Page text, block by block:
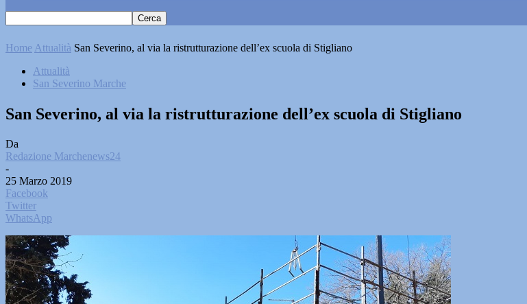
Home Attualità San Severino, al via la ristrutturazione dell’ex scuola di Stigliano
Attualità
San Severino Marche
San Severino, al via la ristrutturazione dell’ex scuola di Stigliano
Da
Redazione Marchenews24
-
25 Marzo 2019
Facebook
Twitter
WhatsApp